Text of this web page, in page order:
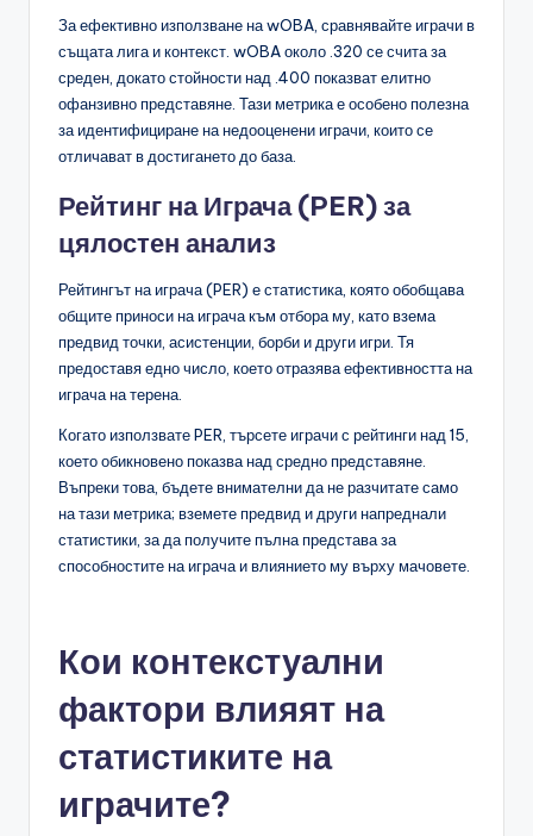
За ефективно използване на wOBA, сравнявайте играчи в
същата лига и контекст. wOBA около .320 се счита за
среден, докато стойности над .400 показват елитно
офанзивно представяне. Тази метрика е особено полезна
за идентифициране на недооценени играчи, които се
отличават в достигането до база.
Рейтинг на Играча (PER) за
цялостен анализ
Рейтингът на играча (PER) е статистика, която обобщава
общите приноси на играча към отбора му, като взема
предвид точки, асистенции, борби и други игри. Тя
предоставя едно число, което отразява ефективността на
играча на терена.
Когато използвате PER, търсете играчи с рейтинги над 15,
което обикновено показва над средно представяне.
Въпреки това, бъдете внимателни да не разчитате само
на тази метрика; вземете предвид и други напреднали
статистики, за да получите пълна представа за
способностите на играча и влиянието му върху мачовете.
Кои контекстуални
фактори влияят на
статистиките на
играчите?